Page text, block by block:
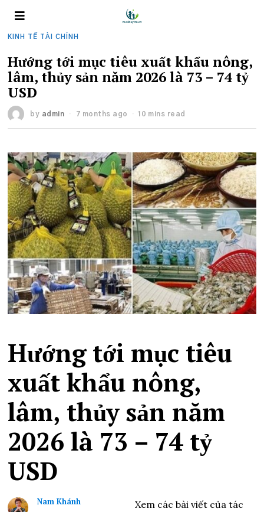
KINH TẾ TÀI CHÍNH
Hướng tới mục tiêu xuất khẩu nông,
lâm, thủy sản năm 2026 là 73 – 74 tỷ
USD
by admin 7 months ago 10 mins read
Hướng tới mục tiêu
xuất khẩu nông,
lâm, thủy sản năm
2026 là 73 – 74 tỷ
USD
Nam Khánh
Xem các bài viết của tác